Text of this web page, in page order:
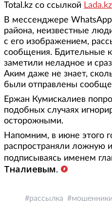
Total.kz со ссылкой Lada.kz
В мессенджере
района, неизвестные
с его изображением,
сообщения. Бдительные
заметили неладное и
Аким даже не знает,
были отправлены
Ержан Кумискалиев
подобных случаях
осторожными.
Напомним, в июне этого
распространяли ложную
подписываясь именем
Тналиевым.
рассылка мошенники